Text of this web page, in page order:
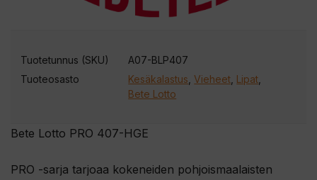
Bete Lotto PRO 407-HGE
PRO -sarja tarjoaa kokeneiden pohjoismaalaisten
Tuotetunnus (SKU)
A07-BLP407
Tuoteosasto
Kesäkalastus ,Vieheet Lipat
Bete Lotto